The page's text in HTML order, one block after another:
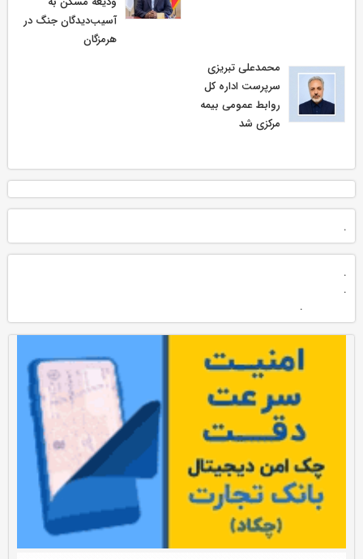
آسیب‌دیدگان جنگ در
هرمزگان
محمدعلی تبریزی
سرپرست اداره كل
روابط عمومی بیمه
مركزی شد
.
.
.
.